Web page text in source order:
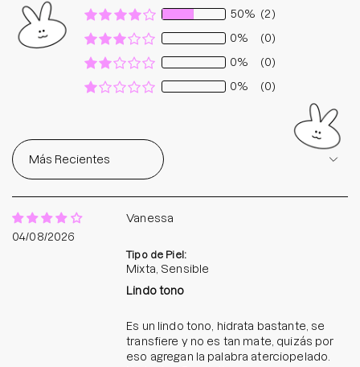
50% (2)
0%
(0)
0%
(0)
0%
(0)
Sort by
04/08/2026
Vanessa
Tipo de Piel:
Mixta, Sensible
Lindo tono
Es un lindo tono, hidrata bastante, se
transfiere y no es tan mate, quizás por
eso agregan la palabra aterciopelado.